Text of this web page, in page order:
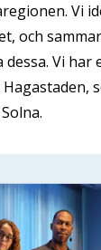
Vi
och
Vi